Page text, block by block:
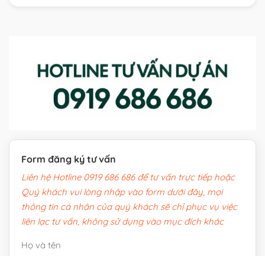
Form đăng ký tư vấn
Liên hệ Hotline 0919 686 686 để tư vấn trực tiếp hoặc
Quý khách vui lòng nhập vào form dưới đây, mọi
thông tin cá nhân của quý khách sẽ chỉ phục vụ việc
liên lạc tư vấn, không sử dụng vào mục đích khác